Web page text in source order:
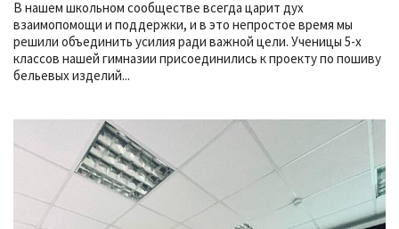
В нашем школьном сообществе всегда царит дух
взаимопомощи и поддержки, и в это непростое время мы
решили объединить усилия ради важной цели. Ученицы 5-х
классов нашей гимназии присоединились к проекту по пошиву
бельевых изделий...